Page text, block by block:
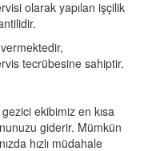
olarak yapılan işçilik
tecrübesine sahiptir.
ekibimiz en kısa
giderir. Mümkün
hızlı müdahale